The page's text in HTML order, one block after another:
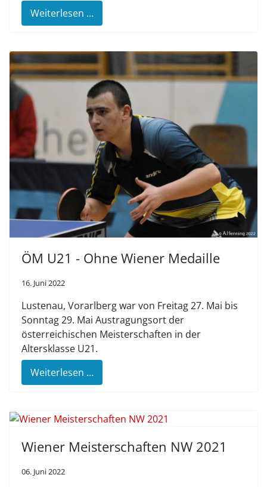
Weiterlesen …
ÖM U21 - Ohne Wiener Medaille
16. Juni 2022
Lustenau, Vorarlberg war von Freitag 27. Mai bis
Sonntag 29. Mai Austragungsort der
österreichischen Meisterschaften in der
Altersklasse U21.
Weiterlesen …
Wiener Meisterschaften NW 2021
06. Juni 2022